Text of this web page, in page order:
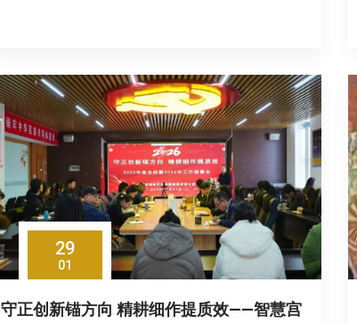
29
01
守正创新锚方向 精耕细作提质效——智慧宫